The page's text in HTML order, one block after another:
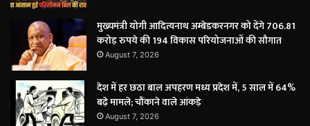
मुख्यमंत्री योगी आदित्यनाथ अम्बेडकरनगर को देंगे 706.81
करोड़ रुपये की 194 विकास परियोजनाओं की सौगात
August 7, 2026
देश में हर छठा बाल अपहरण मध्य प्रदेश में, 5 साल में 64%
बढ़े मामले; चौंकाने वाले आंकड़े
August 7, 2026